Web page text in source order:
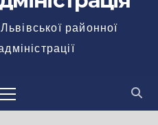
районної